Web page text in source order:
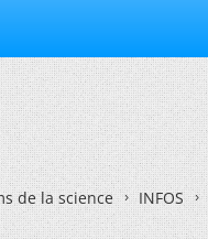
de la science INFOS